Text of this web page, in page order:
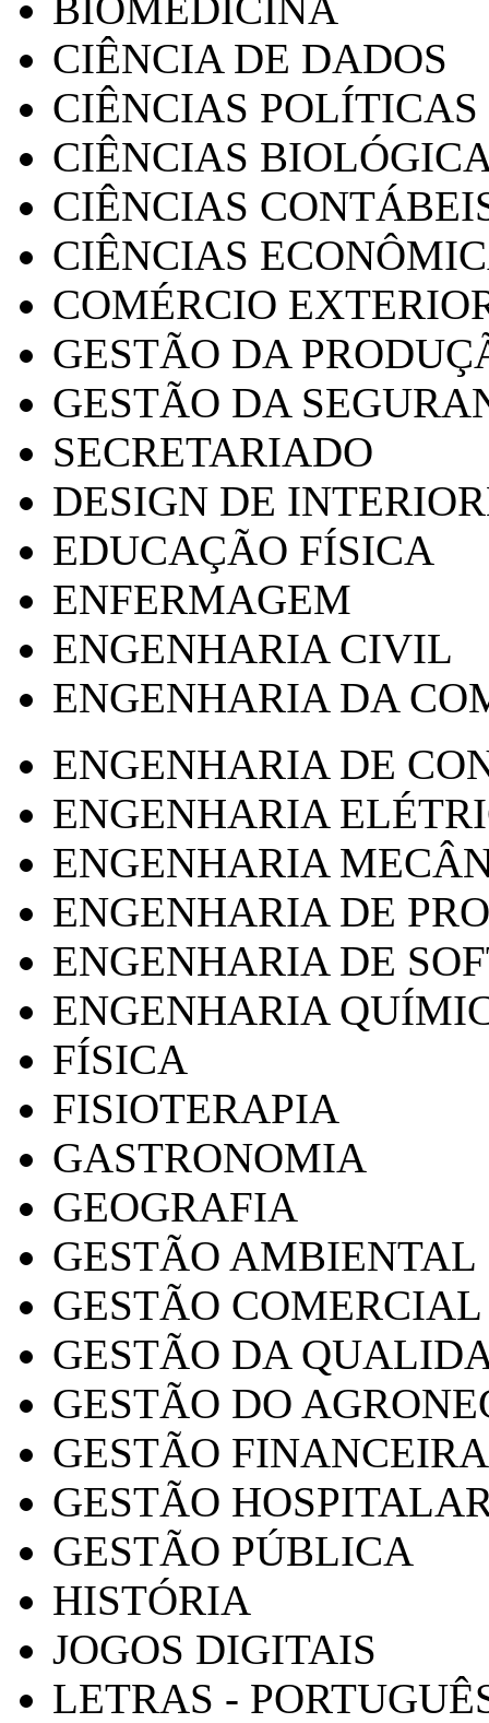
CIÊNCIA DE DADOS
CIÊNCIAS POLÍTICAS
CIÊNCIAS
CIÊNCIAS
CIÊNCIAS
COMÉRCIO
GESTÃO DA
GESTÃO DA
SECRETARIADO
DESIGN DE
EDUCAÇÃO FÍSICA
ENFERMAGEM
ENGENHARIA CIVIL
ENGENHARIA DA
ENGENHARIA DE
ENGENHARIA
ENGENHARIA
ENGENHARIA DE
ENGENHARIA DE
ENGENHARIA
FÍSICA
FISIOTERAPIA
GASTRONOMIA
GEOGRAFIA
GESTÃO AMBIENTAL
GESTÃO COMERCIAL
GESTÃO DA
GESTÃO DO
GESTÃO FINANCEIRA
GESTÃO
GESTÃO PÚBLICA
HISTÓRIA
JOGOS DIGITAIS
LETRAS -